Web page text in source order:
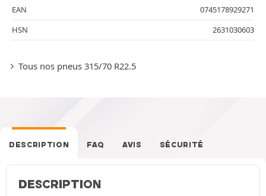
EAN
0745178929271
HSN
2631030603
Tous nos pneus 315/70 R22.5
DESCRIPTION FAQ AVIS SÉCURITÉ
DESCRIPTION